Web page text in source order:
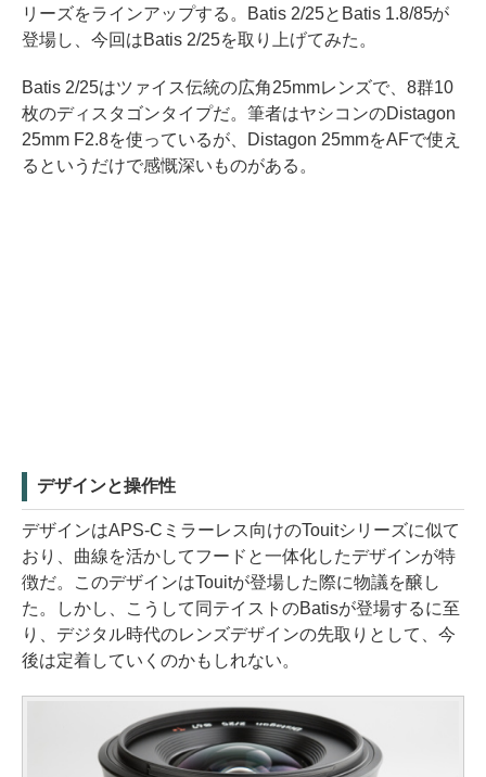
リーズをラインアップする。Batis 2/25とBatis 1.8/85が
登場し、今回はBatis 2/25を取り上げてみた。
Batis 2/25はツァイス伝統の広角25mmレンズで、8群10
枚のディスタゴンタイプだ。筆者はヤシコンのDistagon
25mm F2.8を使っているが、Distagon 25mmをAFで使え
るというだけで感慨深いものがある。
デザインと操作性
デザインはAPS-Cミラーレス向けのTouitシリーズに似て
おり、曲線を活かしてフードと一体化したデザインが特
徴だ。このデザインはTouitが登場した際に物議を醸し
た。しかし、こうして同テイストのBatisが登場するに至
り、デジタル時代のレンズデザインの先取りとして、今
後は定着していくのかもしれない。